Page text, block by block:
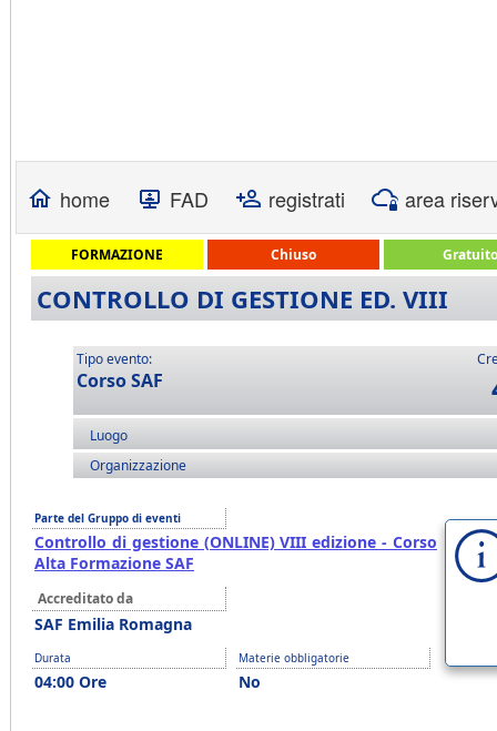
home FAD registrati area
FORMAZIONE Chiuso Gratuito
CONTROLLO DI GESTIONE ED. VIII
Tipo evento:
Corso SAF
Luogo
Organizzazione
Parte del Gruppo di eventi
Controllo di gestione (ONLINE) VIII edizione - Corso
Alta Formazione SAF
Accreditato da
SAF Emilia Romagna
Durata
04:00 Ore
Materie obbligatorie
No